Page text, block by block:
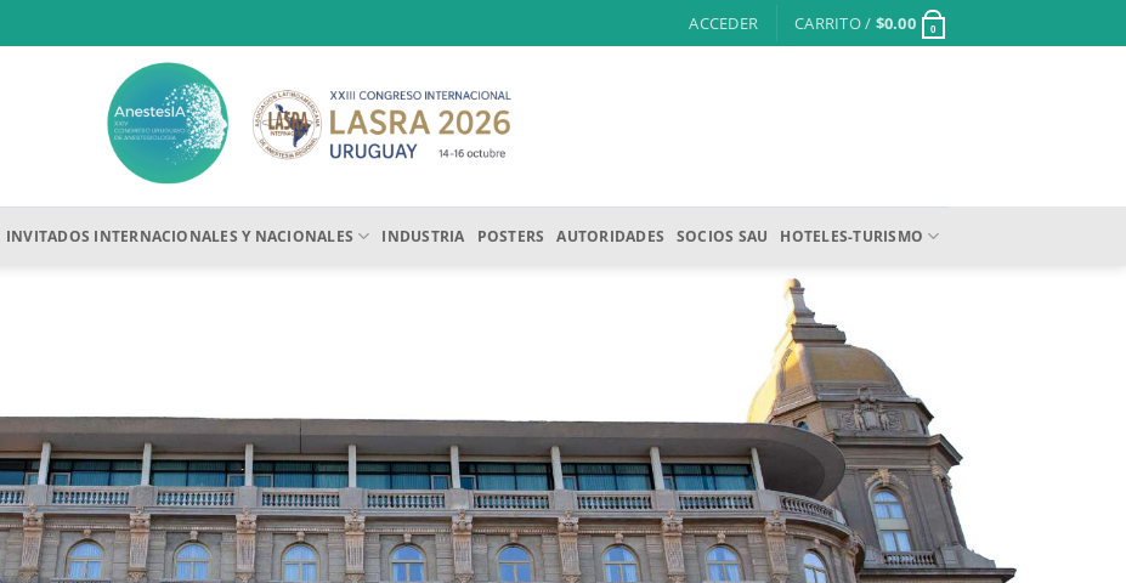
ACCEDER CARRITO / $0.00 0
INVITADOS INTERNACIONALES Y NACIONALES INDUSTRIA POSTERS AUTORIDADES SOCIOS SAU HOTELES-TURISMO